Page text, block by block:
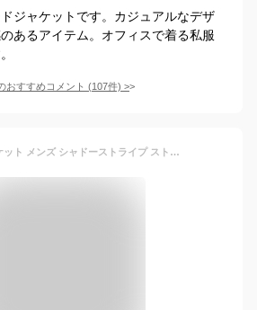
ジャケットです。カジュアルなデザ
あるアイテム。オフィスで着る私服
おすすめコメント (107件) >
テーラードジャケット メンズ シャドーストライプ ストレッチ ゴルフ 春秋冬 カジュアル 通勤【ゆうパケット送料無料C】【1-W3R】